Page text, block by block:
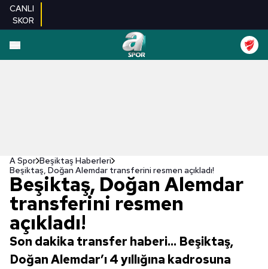
CANLI
SKOR
A Spor Beşiktaş Haberleri
Beşiktaş, Doğan Alemdar transferini resmen açıkladı!
Beşiktaş, Doğan Alemdar
transferini resmen
açıkladı!
Son dakika transfer haberi... Beşiktaş,
Doğan Alemdar’ı 4 yıllığına kadrosuna